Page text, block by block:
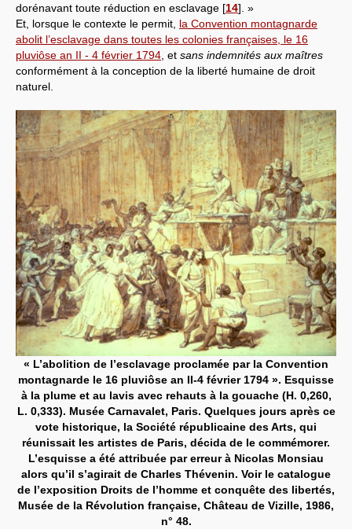
dorénavant toute réduction en esclavage [14] . »
Et, lorsque le contexte le permit, la Convention montagnarde
abolit l’esclavage dans toutes les colonies françaises, le 16
pluviôse an II - 4 février 1794 , et sans indemnités aux maîtres
conformément à la conception de la liberté humaine de droit
naturel.
« L’abolition de l’esclavage proclamée par la Convention
montagnarde le 16 pluviôse an II-4 février 1794 ». Esquisse
à la plume et au lavis avec rehauts à la gouache (H. 0,260,
L. 0,333). Musée Carnavalet, Paris. Quelques jours après ce
vote historique, la Société républicaine des Arts, qui
réunissait les artistes de Paris, décida de le commémorer.
L’esquisse a été attribuée par erreur à Nicolas Monsiau
alors qu’il s’agirait de Charles Thévenin. Voir le catalogue
de l’exposition Droits de l’homme et conquête des libertés,
Musée de la Révolution française, Château de Vizille, 1986,
n° 48.